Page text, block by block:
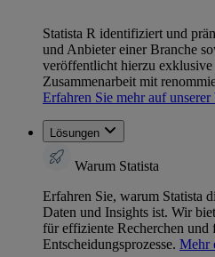
Statista R identifiziert und
und Anbieter einer Branche
veröffentlicht hierzu
Zusammenarbeit mit
Erfahren Sie mehr auf unserer
Lösungen
Warum Statista
Erfahren Sie, warum Statista
Daten und Insights ist. Wir
für effiziente Recherchen und
Entscheidungsprozesse. Mehr